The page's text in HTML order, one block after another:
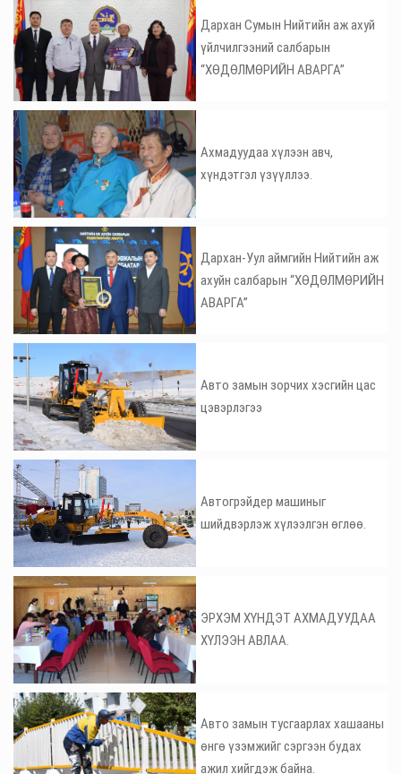
Дархан Сумын Нийтийн аж ахуй
үйлчилгээний салбарын
“ХӨДӨЛМӨРИЙН АВАРГА”
Ахмадуудаа хүлээн авч,
хүндэтгэл үзүүллээ.
Дархан-Уул аймгийн Нийтийн аж
ахуйн салбарын “ХӨДӨЛМӨРИЙН
АВАРГА”
Авто замын зорчих хэсгийн цас
цэвэрлэгээ
Автогрэйдер машиныг
шийдвэрлэж хүлээлгэн өглөө.
ЭРХЭМ ХҮНДЭТ АХМАДУУДАА
ХҮЛЭЭН АВЛАА.
Авто замын тусгаарлах хашааны
өнгө үзэмжийг сэргээн будах
ажил хийгдэж байна.